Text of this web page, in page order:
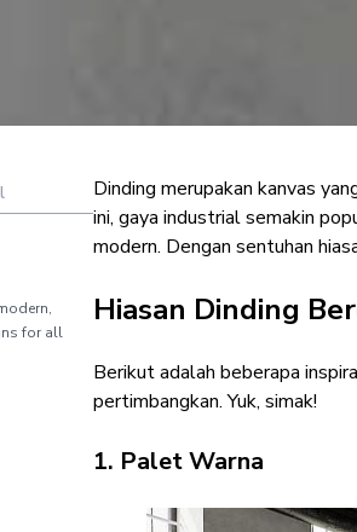
for all
Dinding merupakan kanvas
ini, gaya industrial semakin
modern. Dengan sentuhan
Hiasan Dinding
Berikut adalah beberapa
pertimbangkan. Yuk, simak!
1. Palet Warna